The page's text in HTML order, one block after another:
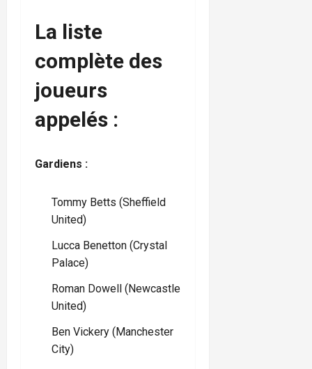
La liste
complète des
joueurs
appelés :
Gardiens :
Tommy Betts (Sheffield
United)
Lucca Benetton (Crystal
Palace)
Roman Dowell (Newcastle
United)
Ben Vickery (Manchester
City)